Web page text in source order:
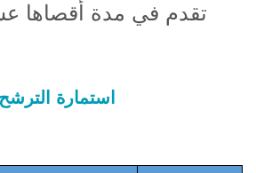
تقدم في مدة أقصاها
استمارة الترشح